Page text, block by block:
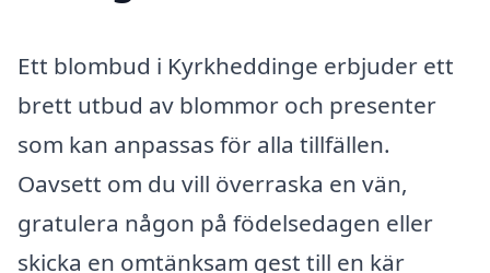
Ett blombud i Kyrkheddinge erbjuder ett
brett utbud av blommor och presenter
som kan anpassas för alla tillfällen.
Oavsett om du vill överraska en vän,
gratulera någon på födelsedagen eller
skicka en omtänksam gest till en kär